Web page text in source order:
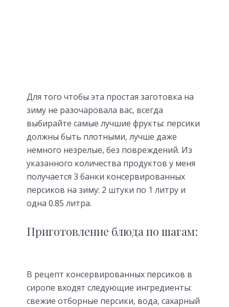
Для того чтобы эта простая заготовка на
зиму не разочаровала вас, всегда
выбирайте самые лучшие фрукты: персики
должны быть плотными, лучше даже
немного незрелые, без повреждений. Из
указанного количества продуктов у меня
получается 3 банки консервированных
персиков на зиму: 2 штуки по 1 литру и
одна 0.85 литра.
Приготовление блюда по шагам:
В рецепт консервированных персиков в
сиропе входят следующие ингредиенты:
свежие отборные персики, вода, сахарный